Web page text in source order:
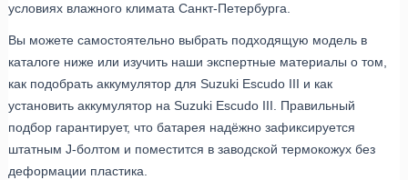
условиях влажного климата Санкт-Петербурга.
Вы можете самостоятельно выбрать подходящую модель в
каталоге ниже или изучить наши экспертные материалы о том,
как подобрать аккумулятор для Suzuki Escudo III и как
установить аккумулятор на Suzuki Escudo III. Правильный
подбор гарантирует, что батарея надёжно зафиксируется
штатным J-болтом и поместится в заводской термокожух без
деформации пластика.